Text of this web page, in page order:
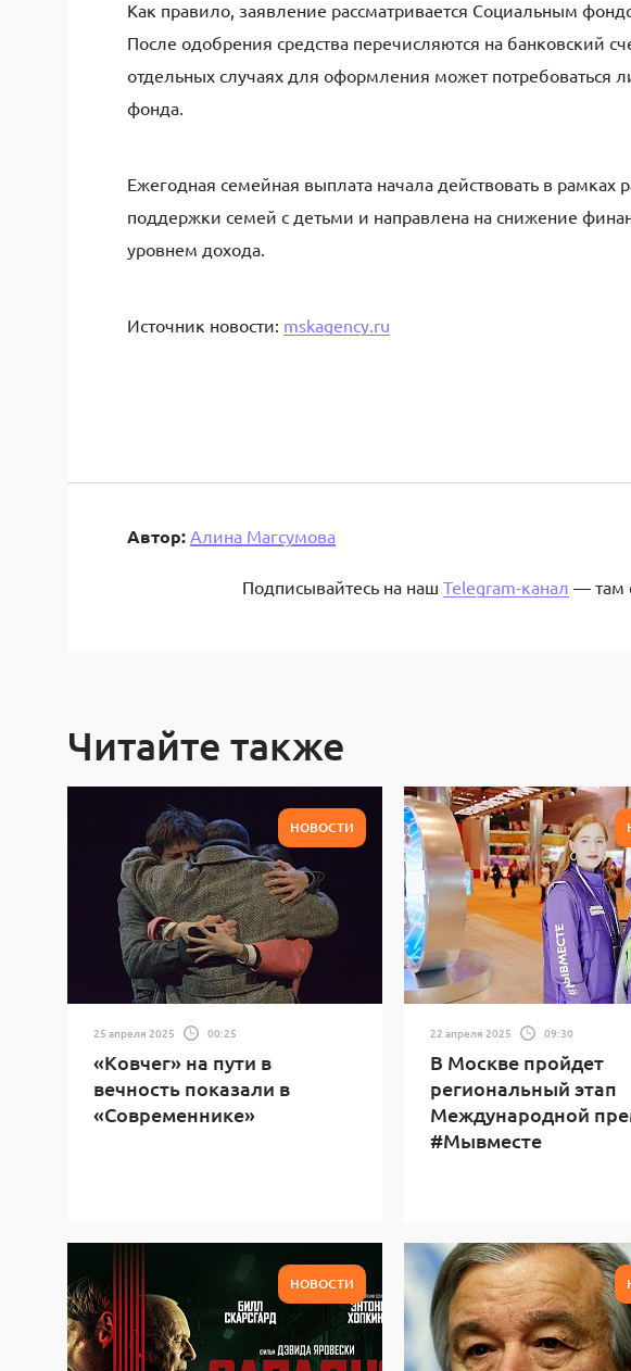
Как правило, заявление рассматривается Социальным
После одобрения средства перечисляются на банковский
отдельных случаях для оформления может
фонда.
Ежегодная семейная выплата начала действовать в рамках
поддержки семей с детьми и направлена на снижение
уровнем дохода.
Источник новости: mskagency.ru
Автор: Алина Магсумова
Подписывайтесь на наш Telegram-канал — там
Читайте также
НОВОСТИ
25 апреля 2025 00:25
«Ковчег» на пути в
вечность показали в
«Современнике»
22 апреля 2025 09:30
В Москве пройдет
региональный этап
Международной
#Мывместе
НОВОСТИ